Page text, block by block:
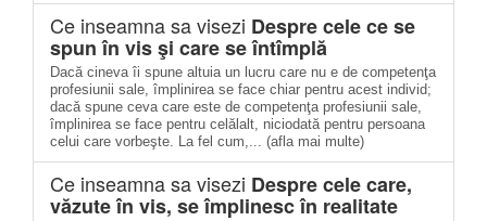
Ce inseamna sa visezi Despre cele ce se
spun în vis şi care se întîmplă
Dacă cineva îi spune altuia un lucru care nu e de competenţa
profesiunii sale, împlinirea se face chiar pentru acest individ;
dacă spune ceva care este de competenţa profesiunii sale,
împlinirea se face pentru celălalt, niciodată pentru persoana
celui care vorbeşte. La fel cum,... (afla mai multe)
Ce inseamna sa visezi Despre cele care,
văzute în vis, se împlinesc în realitate